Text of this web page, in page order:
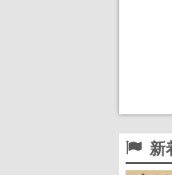
新